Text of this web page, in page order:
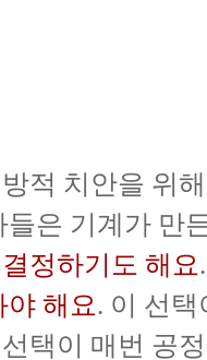
적 치안을 위
들은 기계가 만
결정하기도 해요
해요. 이 선택
택이 매번 공